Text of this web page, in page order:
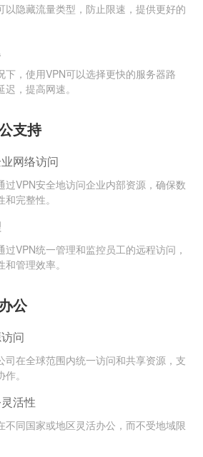
以隐藏流量类型，防止限速，提供更好的
下，使用VPN可以选择更快的服务器路
，提高网速。
支持
网络访问
过VPN安全地访问企业内部资源，确保数
完整性。
过VPN统一管理和监控员工的远程访问，
管理效率。
公
问
司在全球范围内统一访问和共享资源，支
。
活性
不同国家或地区灵活办公，而不受地域限